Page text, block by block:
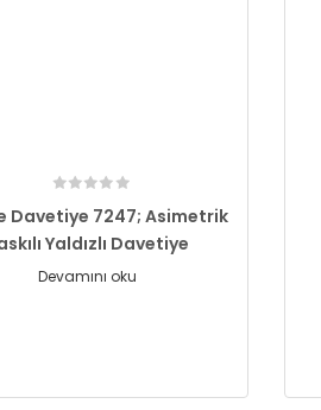
Davetiye 7247; Asimetrik
Yaldızlı Davetiye
Devamını oku